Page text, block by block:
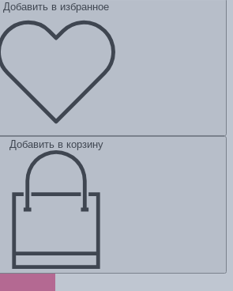
Добавить в избранное
Добавить в корзину